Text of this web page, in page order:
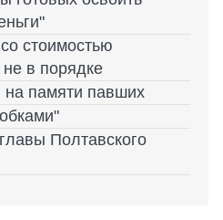
стоимостью
в порядке
на памяти павших
Полтавского